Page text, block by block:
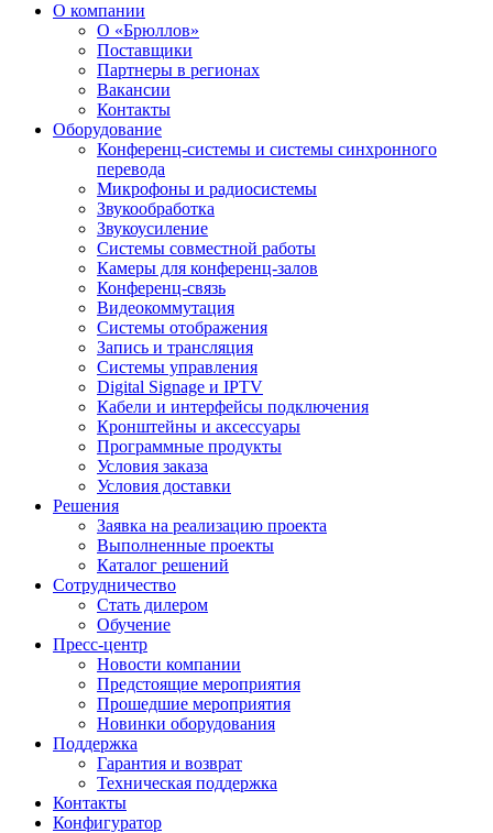
О компании
О «Брюллов»
Поставщики
Партнеры в регионах
Вакансии
Контакты
Оборудование
Конференц-системы и системы синхронного
перевода
Микрофоны и радиосистемы
Звукообработка
Звукоусиление
Системы совместной работы
Камеры для конференц-залов
Конференц-связь
Видеокоммутация
Системы отображения
Запись и трансляция
Системы управления
Digital Signage и IPTV
Кабели и интерфейсы подключения
Кронштейны и аксессуары
Программные продукты
Условия заказа
Условия доставки
Решения
Заявка на реализацию проекта
Выполненные проекты
Каталог решений
Сотрудничество
Стать дилером
Обучение
Пресс-центр
Новости компании
Предстоящие мероприятия
Прошедшие мероприятия
Новинки оборудования
Поддержка
Гарантия и возврат
Техническая поддержка
Контакты
Конфигуратор